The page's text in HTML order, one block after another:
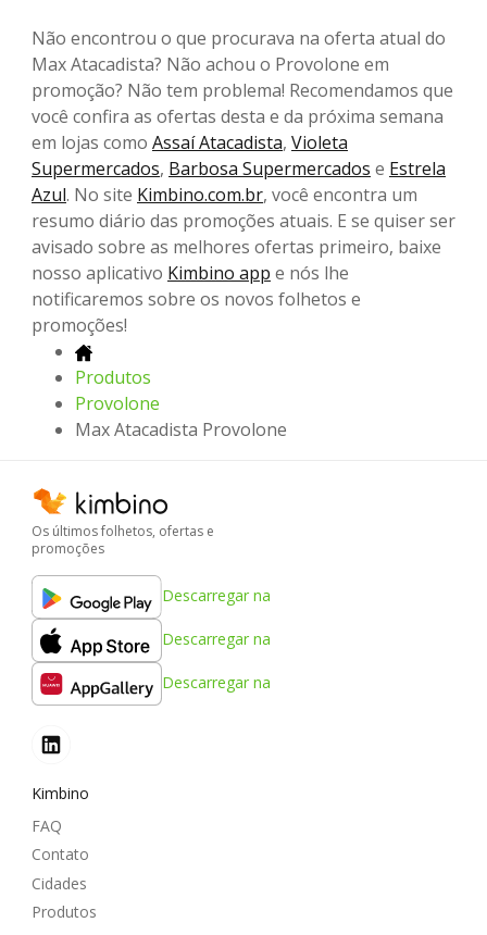
Não encontrou o que procurava na oferta atual do
Max Atacadista? Não achou o Provolone em
promoção? Não tem problema! Recomendamos que
você confira as ofertas desta e da próxima semana
em lojas como Assaí Atacadista, Violeta
Supermercados, Barbosa Supermercados e Estrela
Azul. No site Kimbino.com.br, você encontra um
resumo diário das promoções atuais. E se quiser ser
avisado sobre as melhores ofertas primeiro, baixe
nosso aplicativo Kimbino app e nós lhe
notificaremos sobre os novos folhetos e
promoções!
Produtos
Provolone
Max Atacadista Provolone
Os últimos folhetos, ofertas e
promoções
Descarregar na
Descarregar na
Descarregar na
Kimbino
FAQ
Contato
Cidades
Produtos